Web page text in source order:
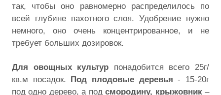
так, чтобы оно равномерно распределилось по
всей глубине пахотного слоя. Удобрение нужно
немного, оно очень концентрированное, и не
требует больших дозировок.
Для овощных культур понадобится всего 25г/
кв.м посадок. Под плодовые деревья - 15-20г
под одно дерево, а подсмородину, крыжовник–